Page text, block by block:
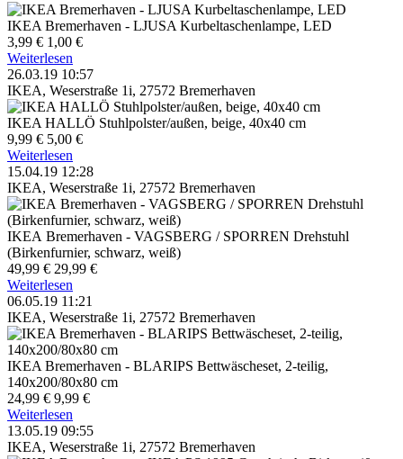
IKEA Bremerhaven - LJUSA Kurbeltaschenlampe, LED
3,99 € 1,00 €
Weiterlesen
26.03.19 10:57
IKEA, Weserstraße 1i, 27572 Bremerhaven
IKEA HALLÖ Stuhlpolster/außen, beige, 40x40 cm
9,99 € 5,00 €
Weiterlesen
15.04.19 12:28
IKEA, Weserstraße 1i, 27572 Bremerhaven
IKEA Bremerhaven - VAGSBERG / SPORREN Drehstuhl
(Birkenfurnier, schwarz, weiß)
49,99 € 29,99 €
Weiterlesen
06.05.19 11:21
IKEA, Weserstraße 1i, 27572 Bremerhaven
IKEA Bremerhaven - BLARIPS Bettwäscheset, 2-teilig,
140x200/80x80 cm
24,99 € 9,99 €
Weiterlesen
13.05.19 09:55
IKEA, Weserstraße 1i, 27572 Bremerhaven